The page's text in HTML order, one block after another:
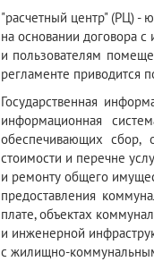
"расчетный центр" (РЦ) -
на основании договора с
и пользователям
регламенте приводится
Государственная
информационная
обеспечивающих сбор,
стоимости и перечне
и ремонту общего
предоставления
плате, объектах
и инженерной
с жилищно-